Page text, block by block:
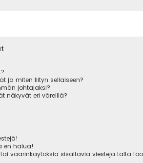
ja miten liityn sellaiseen?
johtajaksi?
näkyvät eri väreillä?
en halua!
väärinkäytöksiä sisältäviä viestejä tältä